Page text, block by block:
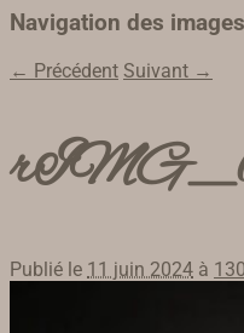
Navigation des images
← Précédent Suivant →
Publié le 11 juin 2024 à